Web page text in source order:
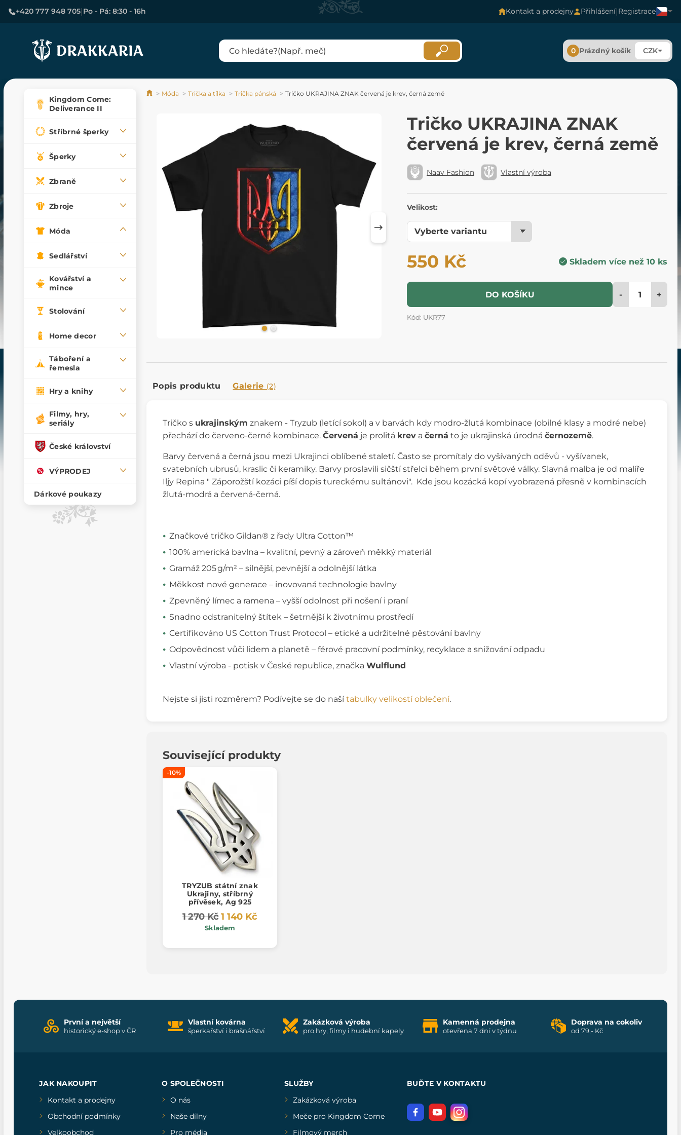
+420 777 948 705|Po - Pá: 8:30 - 16h Kontakt a prodejny Přihlášení|Registrace
0 Prázdný košík CZK
Kingdom Come:
Deliverance II
Stříbrné šperky
Šperky
Zbraně
Zbroje
Móda
Sedlářství
Kovářství a
mince
Stolování
Home decor
Táboření a
řemesla
Hry a knihy
Filmy, hry,
seriály
České království
VÝPRODEJ
Dárkové poukazy
Móda Trička a tílka Trička pánská Tričko UKRAJINA ZNAK červená je krev, černá země
Tričko UKRAJINA ZNAK
červená je krev, černá země
Naav Fashion Vlastní výroba
Velikost:
550 Kč Skladem více než 10 ks
DO KOŠÍKU - +
Kód: UKR77
Popis produktu Galerie (2)
Tričko s ukrajinským znakem - Tryzub (letící sokol) a v barvách kdy modro-žlutá kombinace (obilné klasy a modré nebe)
přechází do červeno-černé kombinace. Červená je prolitá krev a černá to je ukrajinská úrodná černozemě.
Barvy červená a černá jsou mezi Ukrajinci oblíbené staletí. Často se promítaly do vyšívaných oděvů - vyšívanek,
svatebních ubrusů, kraslic či keramiky. Barvy proslavili sičští střelci během první světové války. Slavná malba je od malíře
Iljy Repina " Záporožští kozáci píší dopis tureckému sultánovi". Kde jsou kozácká kopí vyobrazená přesně v kombinacích
žlutá-modrá a červená-černá.
Značkové tričko Gildan® z řady Ultra Cotton™
100% americká bavlna – kvalitní, pevný a zároveň měkký materiál
Gramáž 205 g/m² – silnější, pevnější a odolnější látka
Měkkost nové generace – inovovaná technologie bavlny
Zpevněný límec a ramena – vyšší odolnost při nošení i praní
Snadno odstranitelný štítek – šetrnější k životnímu prostředí
Certifikováno US Cotton Trust Protocol – etické a udržitelné pěstování bavlny
Odpovědnost vůči lidem a planetě – férové pracovní podmínky, recyklace a snižování odpadu
Vlastní výroba - potisk v České republice, značka Wulflund
Nejste si jisti rozměrem? Podívejte se do našítabulky velikostí oblečení.
Související produkty
-10%
TRYZUB státní znak
Ukrajiny, stříbrný
přívěsek, Ag 925
1 270 Kč1 140 Kč
Skladem
První a největší
historický e-shop v ČR
Vlastní kovárna
šperkařství i brašnářství
Zakázková výroba
pro hry, filmy i hudební kapely
Kamenná prodejna
otevřena 7 dní v týdnu
Doprava na cokoliv
od 79,- Kč
JAK NAKOUPIT
Kontakt a prodejny
Obchodní podmínky
Velkoobchod
O SPOLEČNOSTI
O nás
Naše dílny
Pro média
SLUŽBY
Zakázková výroba
Meče pro Kingdom Come
Filmový merch
BUĎTE V KONTAKTU